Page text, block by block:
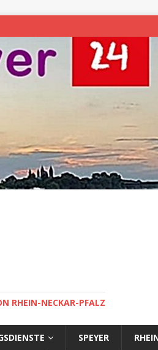
RHEIN-NECKAR-PFALZ
SPEYER